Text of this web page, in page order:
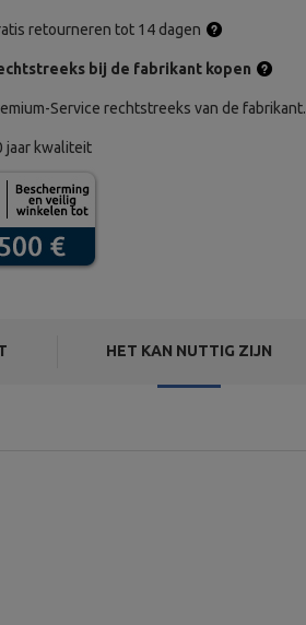
retourneren tot 14 dagen
bij de fabrikant kopen
Service rechtstreeks van de fabrikant.
jaar kwaliteit
HET KAN NUTTIG ZIJN